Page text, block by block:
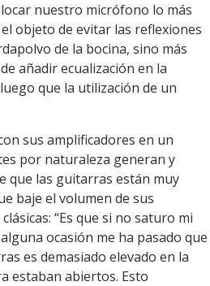
nuestro micrófono lo más
objeto de evitar las reflexiones
de la bocina, sino más
añadir ecualización en la
que la utilización de un
sus amplificadores en un
por naturaleza generan y
que las guitarras están muy
baje el volumen de sus
“Es que si no saturo mi
ocasión me ha pasado que
es demasiado elevado en la
estaban abiertos. Esto